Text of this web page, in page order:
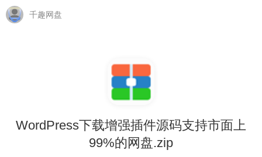
千趣网盘
WordPress下载增强插件源码支持市面上
99%的网盘.zip